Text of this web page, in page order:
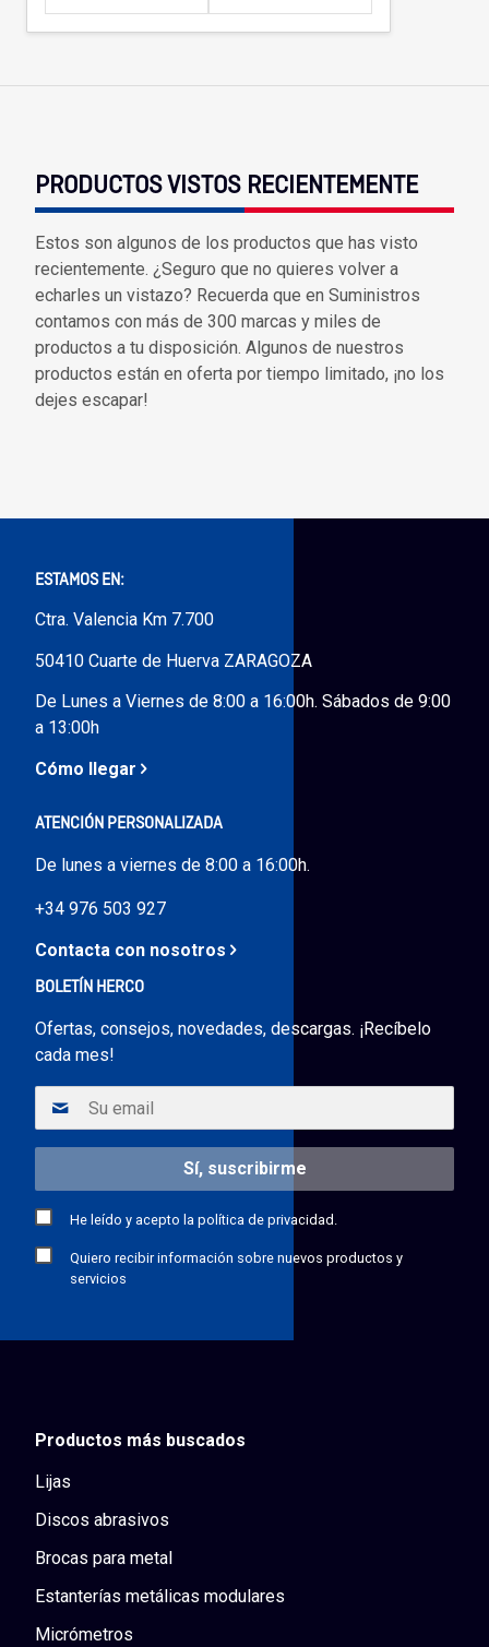
PRODUCTOS VISTOS RECIENTEMENTE
Estos son algunos de los productos que has visto
recientemente. ¿Seguro que no quieres volver a
echarles un vistazo? Recuerda que en Suministros
contamos con más de 300 marcas y miles de
productos a tu disposición. Algunos de nuestros
productos están en oferta por tiempo limitado, ¡no los
dejes escapar!
ESTAMOS EN:
Ctra. Valencia Km 7.700
50410 Cuarte de Huerva ZARAGOZA
De Lunes a Viernes de 8:00 a 16:00h. Sábados de 9:00
a 13:00h
Cómo llegar
ATENCIÓN PERSONALIZADA
De lunes a viernes de 8:00 a 16:00h.
+34 976 503 927
Contacta con nosotros
BOLETÍN HERCO
Ofertas, consejos, novedades, descargas. ¡Recíbelo
cada mes!
He leído y acepto la política de privacidad.
Quiero recibir información sobre nuevos productos y
servicios
Productos más buscados
Lijas
Discos abrasivos
Brocas para metal
Estanterías metálicas modulares
Micrómetros
Tenazas
Tornillos de banco y sargentos
Outlet Material de riego
Outlet Moldes y matricería
Outlet Muelles y mangos
Outlet Pinturas, barnices, recubrimientos
Outlet Protección y vestuario
Outlet Rodamientos y cojinetes
Outlet Sierras
Outlet Soldadura
Outlet Técnica de fluidos
Outlet Utillajes y accesorios para maquinaria
Outlet Ventilación y calefacción